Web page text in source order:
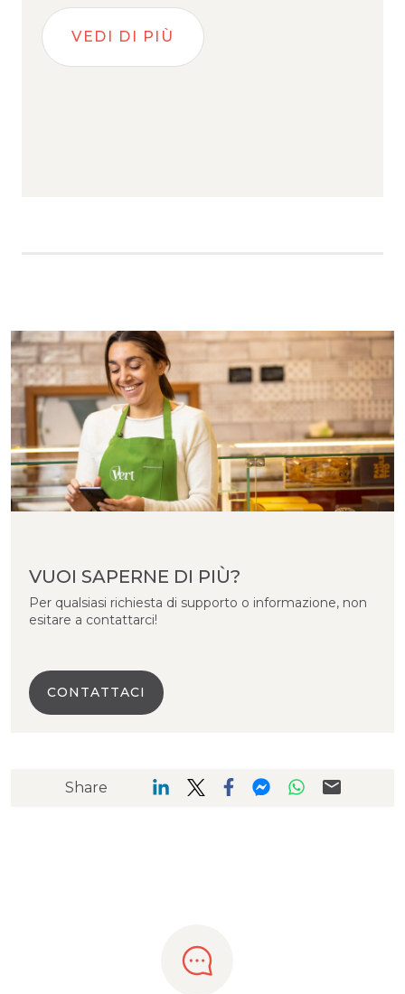
VEDI DI PIÙ
VUOI SAPERNE DI PIÙ?
Per qualsiasi richiesta di supporto o informazione, non
esitare a contattarci!
CONTATTACI
Share